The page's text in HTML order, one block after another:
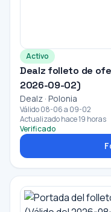
Activo
Dealz folleto de
2026-09-02)
Dealz · Polonia
Válido 08-06 a 09-02
Actualizado hace 19 horas
Verificado